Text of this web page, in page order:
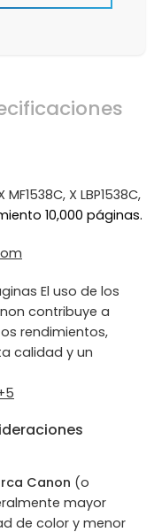
X LBP1538C,
10,000 páginas.
El uso de los
contribuye a
rendimientos,
calidad y un
Canon (o
mayor
de color y menor